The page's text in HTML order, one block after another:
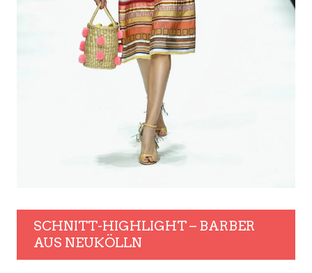
SCHNITT-HIGHLIGHT – BARBER
AUS NEUKÖLLN